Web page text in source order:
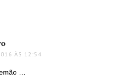
ÀS 12:54
…